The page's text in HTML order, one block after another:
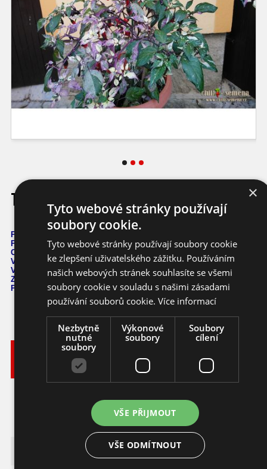
Tricolor Variegata Chilli
Počet semen: 10 ks
Pálivost: 60.000 SHU
Capsicum Annuum
Výška: 60 cm
Velikost plodů: 2-3 cm
Zrání: 90 dnů
Původ: -
Vyberte
balení
Varianta Dostupnost
odeslání
Tricolor Variegata Chilli
×
Tyto webové stránky používají
soubory cookie.
Tyto webové stránky používají soubory cookie
ke zlepšení uživatelského zážitku. Používáním
našich webových stránek souhlasíte se všemi
soubory cookie v souladu s našimi zásadami
používání souborů cookie. Více informací
Nezbytně
nutné
soubory
Výkonové
soubory
Soubory
cílení
VŠE PŘIJMOUT
VŠE ODMÍTNOUT